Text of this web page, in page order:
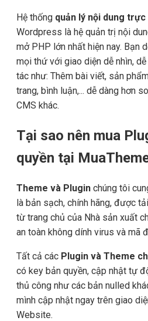
Hệ thống quản lý nội dung
Wordpress là hệ quản trị nội
mở PHP lớn nhất hiện nay. Bạn
mọi thứ với giao diện dễ nhìn,
tác như: Thêm bài viết, sản
trang, bình luận,... dễ dàng hơn
CMS khác.
Tại sao nên mua
quyền tại
Theme và Plugin chúng tôi
là bản sạch, chính hãng, được
từ trang chủ của Nhà sản xuất
an toàn không dính virus và mã
Tất cả các Plugin và Theme
có key bản quyền, cập nhật tự
thủ công như các bản nulled
mình cập nhật ngay trên giao
Website.